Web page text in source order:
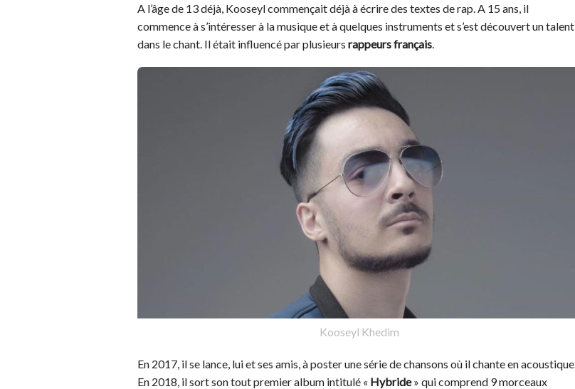
A l’âge de 13 déjà, Kooseyl commençait déjà à écrire des textes de rap. A 15 ans, il
commence à s’intéresser à la musique et à quelques instruments et s’est découvert un talent
dans le chant. Il était influencé par plusieursrappeurs français
Kooseyl Khedim
En 2017, il se lance, lui et ses amis, à poster une série de chansons où il chante en acoustique.
En 2018, il sort son tout premier album intitulé « Hybride» qui comprend 9 morceaux